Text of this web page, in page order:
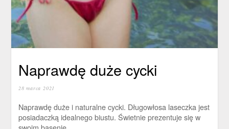
Naprawdę duże cycki
28 marca 2021
Naprawdę duże i naturalne cycki. Długowłosa laseczka jest
posiadaczką idealnego biustu. Świetnie prezentuje się w